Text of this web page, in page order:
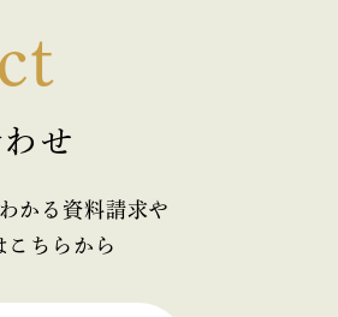
せ
かる資料請求や
こちらから